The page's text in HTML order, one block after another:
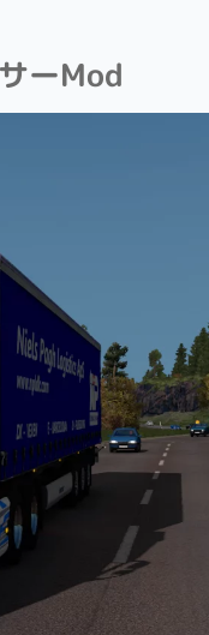
ーMod